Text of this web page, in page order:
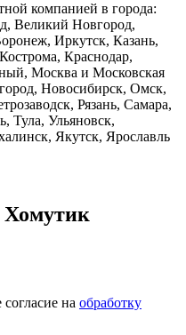
компанией в города:
Великий Новгород,
Иркутск, Казань,
Краснодар,
Москва и Московская
Новосибирск, Омск,
Рязань, Самара,
Тула, Ульяновск,
Якутск, Ярославль
на обработку